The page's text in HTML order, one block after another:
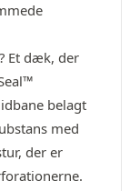
Et dæk, der
belagt
med
der er